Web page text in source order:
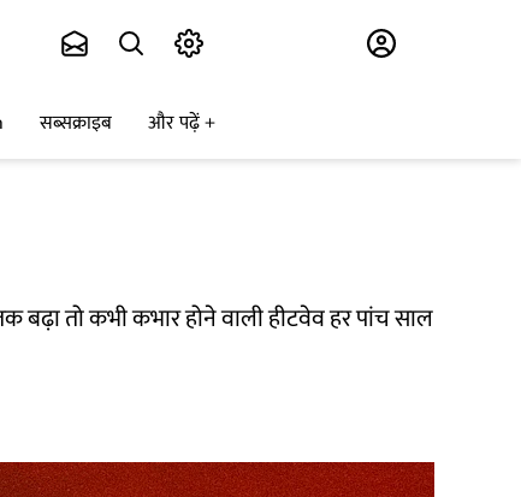
सब्सक्राइब और पढ़ें
बढ़ा तो कभी कभार होने वाली हीटवेव हर पांच साल